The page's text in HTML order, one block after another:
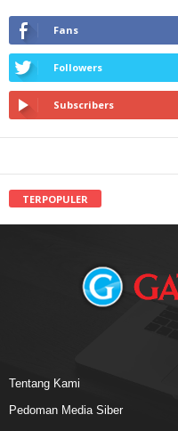
Fans
Followers
Subscribers
TERPOPULER
Tentang Kami
Pedoman Media Siber